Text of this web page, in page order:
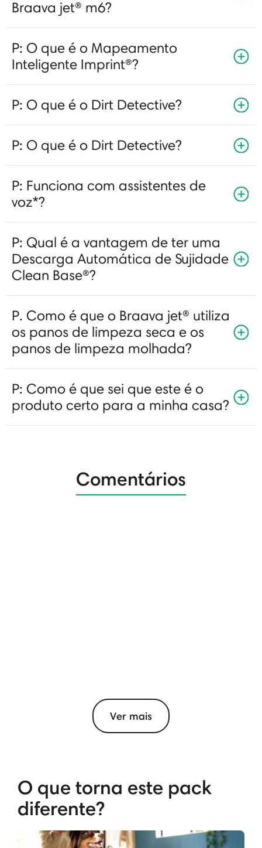
Braava jet® m6?
P: O que é o Mapeamento
Inteligente Imprint®?
P: O que é o Dirt Detective?
P: O que é o Dirt Detective?
P: Funciona com assistentes de
voz*?
P: Qual é a vantagem de ter uma
Descarga Automática de Sujidade
Clean Base®?
P. Como é que o Braava jet® utiliza
os panos de limpeza seca e os
panos de limpeza molhada?
P: Como é que sei que este é o
produto certo para a minha casa?
Comentários
Ver mais
O que torna este pack
diferente?